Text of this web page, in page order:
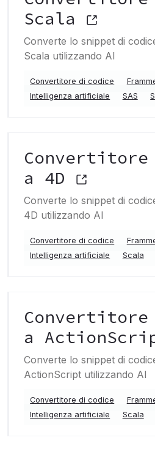
Scala
Converte lo snippet di
Scala utilizzando AI
Convertitore di codice
Intelligenza artificiale
SAS
Convertitore
a 4D
Converte lo snippet di
4D utilizzando AI
Convertitore di codice
Intelligenza artificiale
Scala
Convertitore
a
Converte lo snippet di
ActionScript utilizzando AI
Convertitore di codice
Intelligenza artificiale
Scala